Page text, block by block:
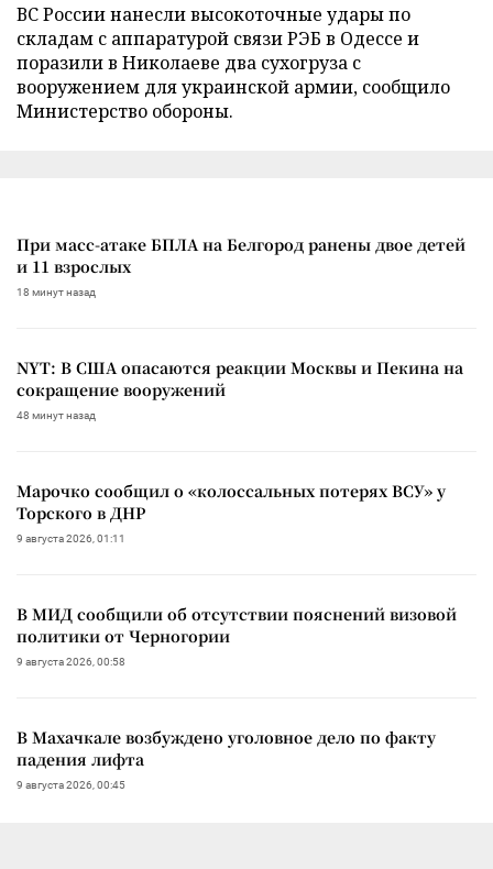
ВС России нанесли высокоточные удары по
складам с аппаратурой связи РЭБ в Одессе и
поразили в Николаеве два сухогруза с
вооружением для украинской армии, сообщило
Министерство обороны.
При масс-атаке БПЛА на Белгород ранены двое детей
и 11 взрослых
18 минут назад
NYT: В США опасаются реакции Москвы и Пекина на
сокращение вооружений
48 минут назад
Марочко сообщил о «колоссальных потерях ВСУ» у
Торского в ДНР
9 августа 2026, 01:11
В МИД сообщили об отсутствии пояснений визовой
политики от Черногории
9 августа 2026, 00:58
В Махачкале возбуждено уголовное дело по факту
падения лифта
9 августа 2026, 00:45